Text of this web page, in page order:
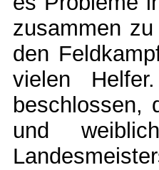
zusammen
den
vielen
beschlossen,
und